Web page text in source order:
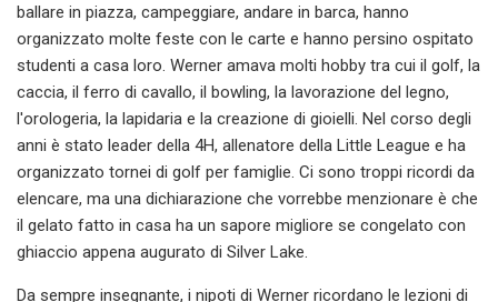
ballare in piazza, campeggiare, andare in barca, hanno
organizzato molte feste con le carte e hanno persino ospitato
studenti a casa loro. Werner amava molti hobby tra cui il golf, la
caccia, il ferro di cavallo, il bowling, la lavorazione del legno,
l'orologeria, la lapidaria e la creazione di gioielli. Nel corso degli
anni è stato leader della 4H, allenatore della Little League e ha
organizzato tornei di golf per famiglie. Ci sono troppi ricordi da
elencare, ma una dichiarazione che vorrebbe menzionare è che
il gelato fatto in casa ha un sapore migliore se congelato con
ghiaccio appena augurato di Silver Lake.
Da sempre insegnante, i nipoti di Werner ricordano le lezioni di